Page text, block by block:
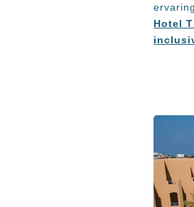
Hotel